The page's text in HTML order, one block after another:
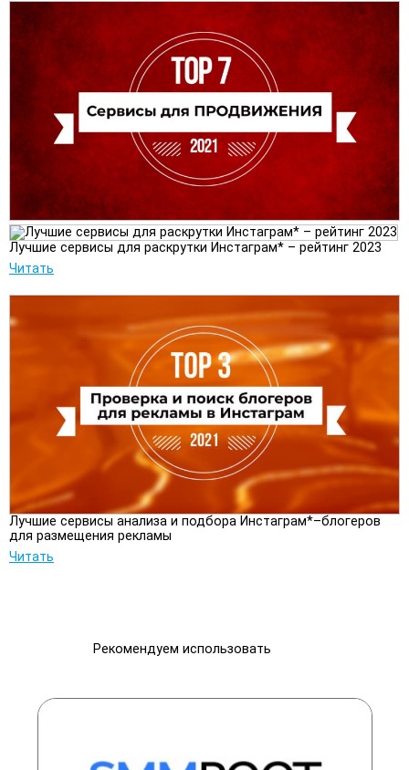
Лучшие сервисы для раскрутки Инстаграм* – рейтинг 2023
Читать
Лучшие сервисы анализа и подбора Инстаграм*–блогеров
для размещения рекламы
Читать
Рекомендуем использовать